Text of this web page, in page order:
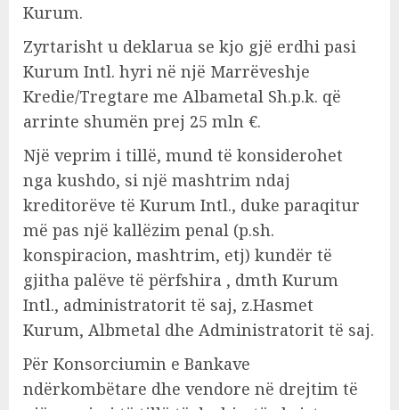
Kurum.
Zyrtarisht u deklarua se kjo gjë erdhi pasi
Kurum Intl. hyri në një Marrëveshje
Kredie/Tregtare me Albametal Sh.p.k. që
arrinte shumën prej 25 mln €.
Një veprim i tillë, mund të konsiderohet
nga kushdo, si një mashtrim ndaj
kreditorëve të Kurum Intl., duke paraqitur
më pas një kallëzim penal (p.sh.
konspiracion, mashtrim, etj) kundër të
gjitha palëve të përfshira , dmth Kurum
Intl., administratorit të saj, z.Hasmet
Kurum, Albmetal dhe Administratorit të saj.
Për Konsorciumin e Bankave
ndërkombëtare dhe vendore në drejtim të